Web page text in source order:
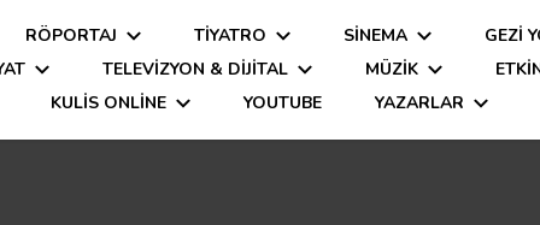
RÖPORTAJ TIYATRO SINEMA
GEZİ
TELEVIZYON & DIJITAL MÜZIK
KULİS ONLINE
YOUTUBE YAZARLAR